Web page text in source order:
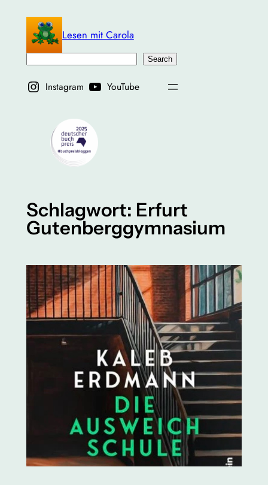
springen
Lesen mit Carola
Search
Instagram YouTube
Schlagwort: Erfurt
Gutenberggymnasium